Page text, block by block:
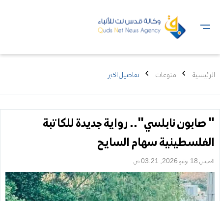
الرئيسية منوعات تفاصيل الخبر
" صابون نابلسي".. رواية جديدة للكاتبة
الفلسطينية سهام السايح
الخميس 18 يونيو 2026, 03:21 ص